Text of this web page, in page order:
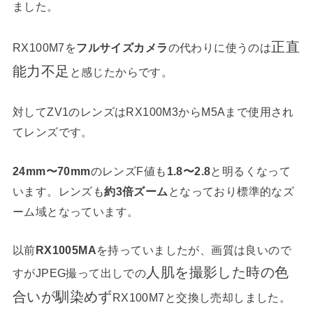
ました。
RX100M7をフルサイズカメラの代わりに使うのは正直
能力不足 と感じたからです。
対してZV1のレンズはRX100M3からM5Aまで使用され
てレンズです。
24mm〜70mmのレンズF値も 1.8〜2.8と明るくなって
います。レンズも約3倍ズーム となっており標準的なズ
ーム域となっています。
以前RX1005MAを持っていましたが、画質は良いので
すがJPEG撮って出しでの 人肌を撮影した時の色
合いが馴染めずRX100M7と交換し売却しました。